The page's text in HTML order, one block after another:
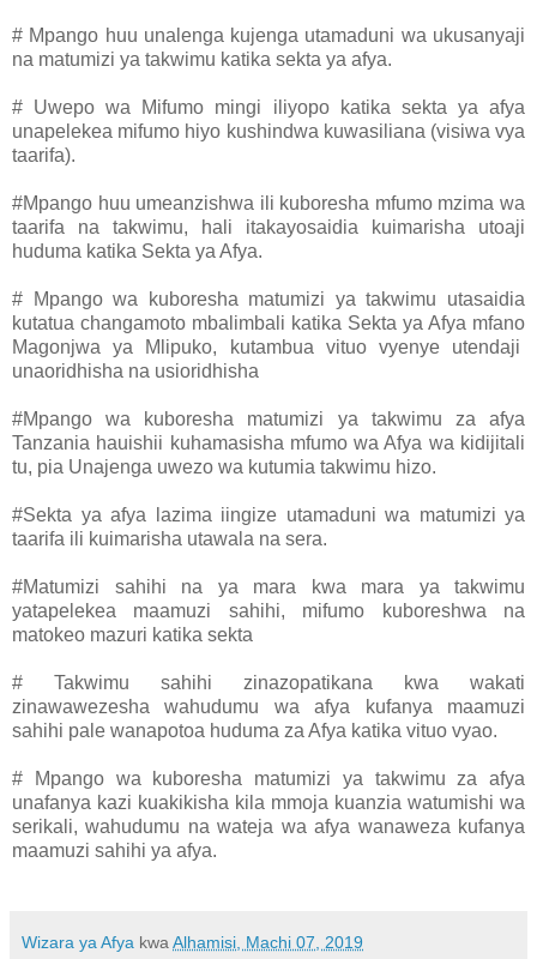
# Mpango huu unalenga kujenga utamaduni wa ukusanyaji
na matumizi ya takwimu katika sekta ya afya.
# Uwepo wa Mifumo mingi iliyopo katika sekta ya afya
unapelekea mifumo hiyo kushindwa kuwasiliana (visiwa vya
taarifa).
#Mpango huu umeanzishwa ili kuboresha mfumo mzima wa
taarifa na takwimu, hali itakayosaidia kuimarisha utoaji
huduma katika Sekta ya Afya.
# Mpango wa kuboresha matumizi ya takwimu utasaidia
kutatua changamoto mbalimbali katika Sekta ya Afya mfano
Magonjwa ya Mlipuko, kutambua vituo vyenye utendaji
unaoridhisha na usioridhisha
#Mpango wa kuboresha matumizi ya takwimu za afya
Tanzania hauishii kuhamasisha mfumo wa Afya wa kidijitali
tu, pia Unajenga uwezo wa kutumia takwimu hizo.
#Sekta ya afya lazima iingize utamaduni wa matumizi ya
taarifa ili kuimarisha utawala na sera.
#Matumizi sahihi na ya mara kwa mara ya takwimu
yatapelekea maamuzi sahihi, mifumo kuboreshwa na
matokeo mazuri katika sekta
# Takwimu sahihi zinazopatikana kwa wakati
zinawawezesha wahudumu wa afya kufanya maamuzi
sahihi pale wanapotoa huduma za Afya katika vituo vyao.
# Mpango wa kuboresha matumizi ya takwimu za afya
unafanya kazi kuakikisha kila mmoja kuanzia watumishi wa
serikali, wahudumu na wateja wa afya wanaweza kufanya
maamuzi sahihi ya afya.
Wizara ya Afya kwaAlhamisi, Machi 07, 2019